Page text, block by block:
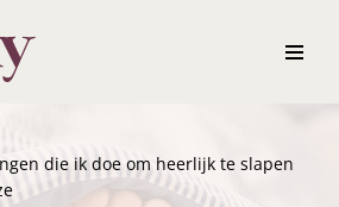
die ik doe om heerlijk te slapen